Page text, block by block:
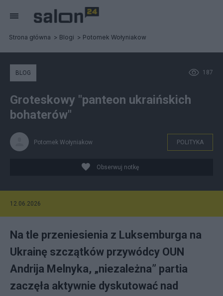
Strona główna Blogi Potomek Wołyniakow
187
BLOG
Groteskowy "panteon ukraińskich
bohaterów"
Potomek Wołyniakow POLITYKA
Obserwuj notkę
12.06.2026
Na tle przeniesienia z Luksemburga na
Ukrainę szczątków przywódcy OUN
Andrija Melnyka, „niezależna” partia
zaczęła aktywnie dyskutować nad